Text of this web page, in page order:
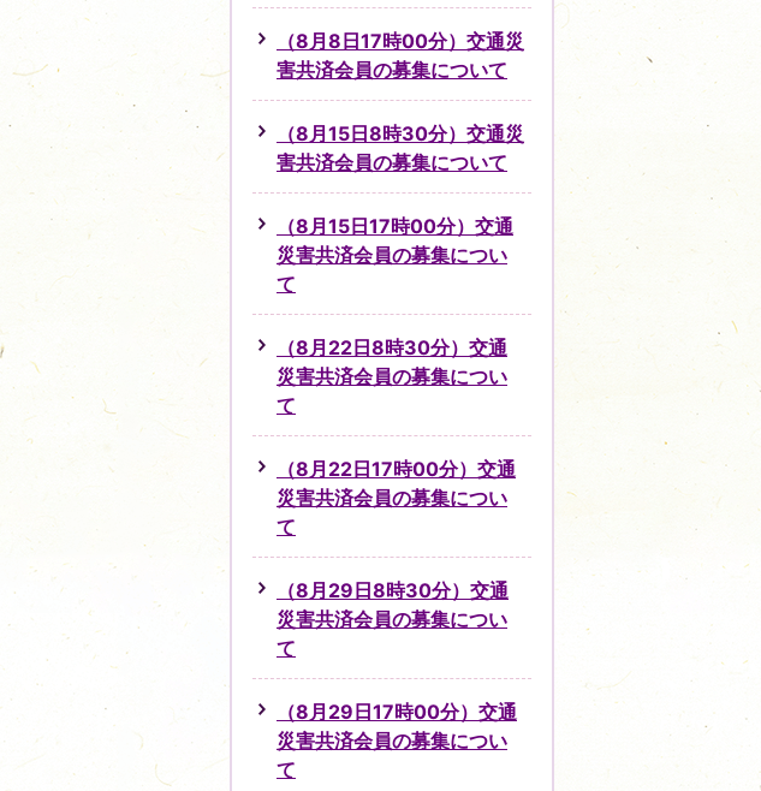
（8月8日17時00分）交通災
害共済会員の募集について
（8月15日8時30分）交通災
害共済会員の募集について
（8月15日17時00分）交通
災害共済会員の募集につい
て
（8月22日8時30分）交通
災害共済会員の募集につい
て
（8月22日17時00分）交通
災害共済会員の募集につい
て
（8月29日8時30分）交通
災害共済会員の募集につい
て
（8月29日17時00分）交通
災害共済会員の募集につい
て